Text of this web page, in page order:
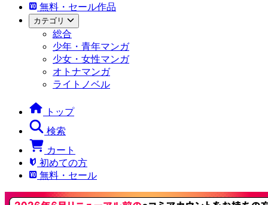
無料・セール作品
カテゴリ
総合
少年・青年マンガ
少女・女性マンガ
オトナマンガ
ライトノベル
トップ
検索
カート
初めての方
無料・セール